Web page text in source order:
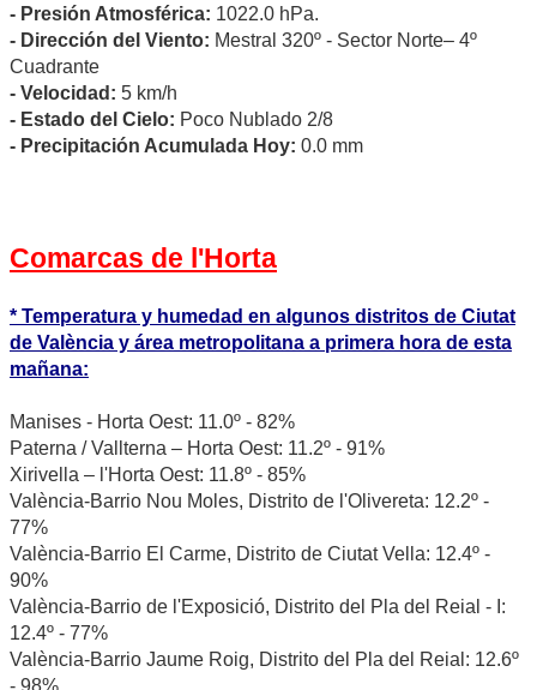
- Presión Atmosférica: 1022.0 hPa.
- Dirección del Viento: Mestral 320º - Sector Norte– 4º
Cuadrante
- Velocidad: 5 km/h
- Estado del Cielo: Poco Nublado 2/8
- Precipitación Acumulada Hoy: 0.0 mm
Comarcas de l'Horta
* Temperatura y humedad en algunos distritos de Ciutat
de València y área metropolitana a primera hora de esta
mañana:
Manises - Horta Oest: 11.0º - 82%
Paterna / Vallterna – Horta Oest: 11.2º - 91%
Xirivella – l'Horta Oest: 11.8º - 85%
València-Barrio Nou Moles, Distrito de l'Olivereta: 12.2º -
77%
València-Barrio El Carme, Distrito de Ciutat Vella: 12.4º -
90%
València-Barrio de l'Exposició, Distrito del Pla del Reial - I:
12.4º - 77%
València-Barrio Jaume Roig, Distrito del Pla del Reial: 12.6º